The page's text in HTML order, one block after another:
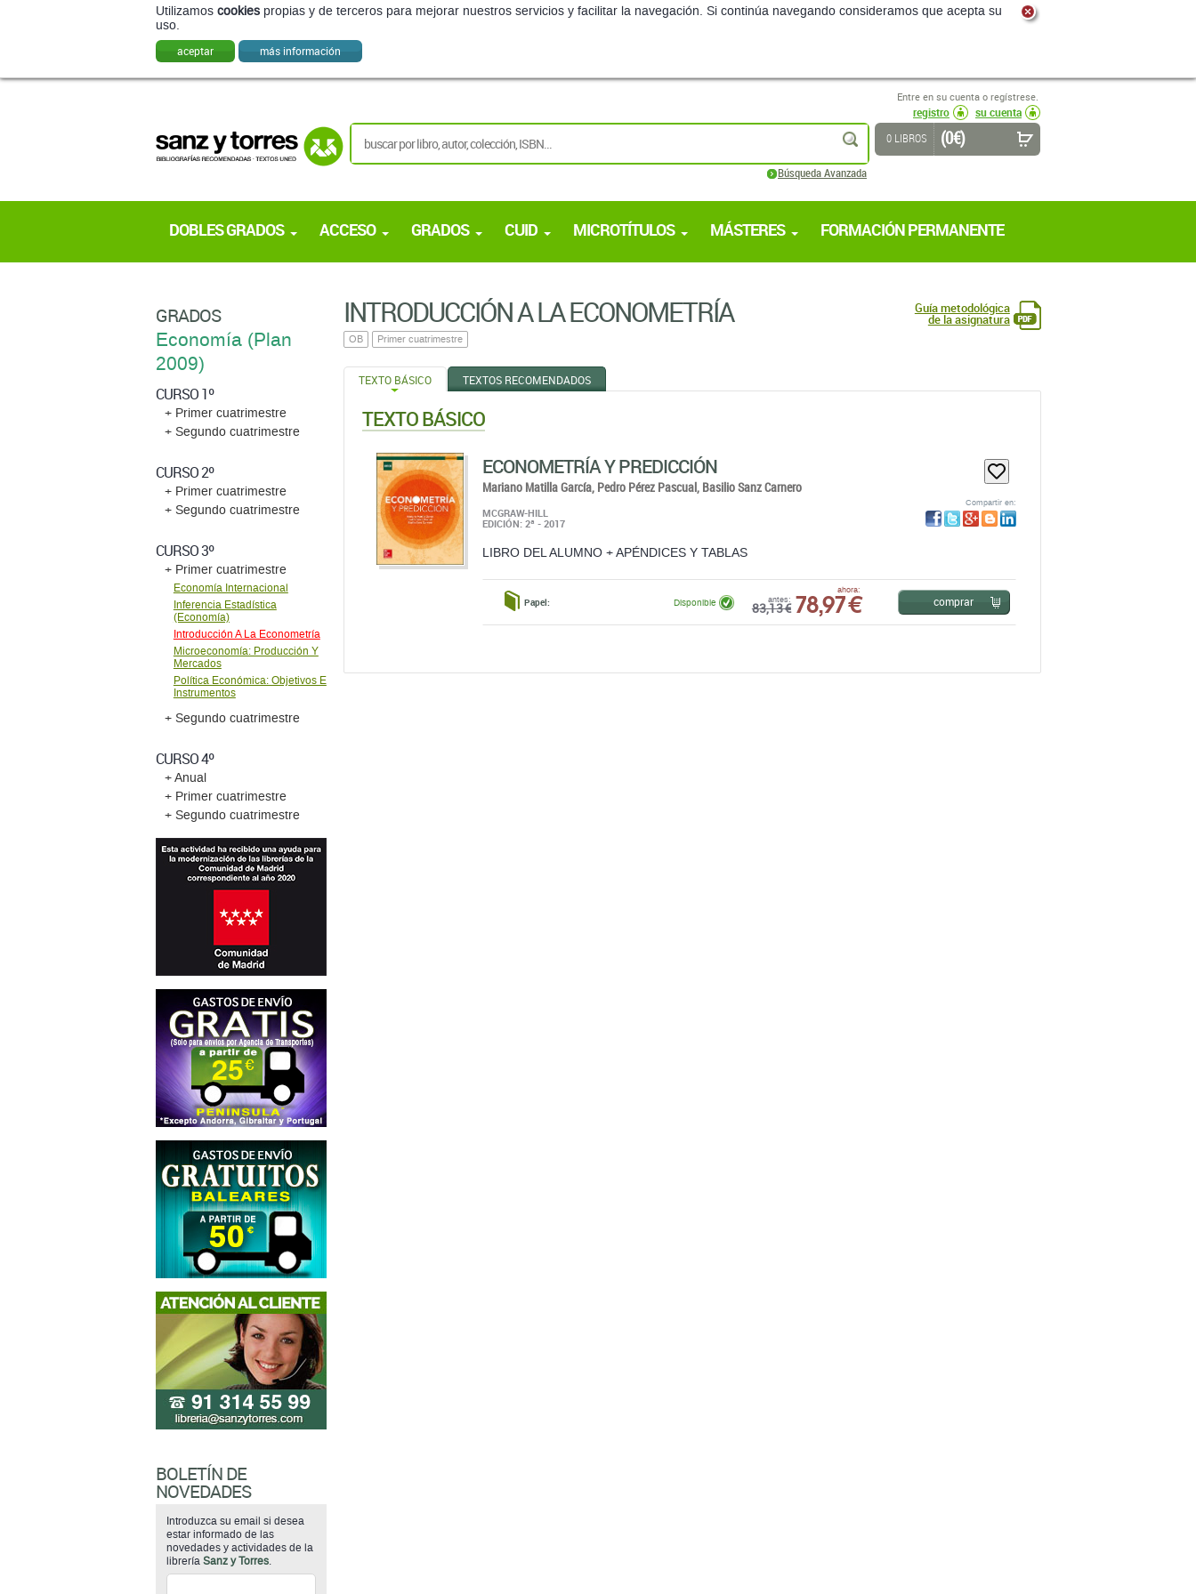
Utilizamos cookies propias y de terceros para mejorar nuestros servicios y facilitar la navegación. Si continúa navegando consideramos que acepta su
uso.
aceptar más información
Entre en su cuenta o regístrese.
registro
su cuenta
buscar
Búsqueda Avanzada
0 LIBROS (0 €)
DOBLES GRADOS ACCESO GRADOS CUID MICROTÍTULOS MÁSTERES FORMACIÓN PERMANENTE
INTRODUCCIÓN A LA ECONOMETRÍA
OB Primer cuatrimestre
Guía metodológica
de la asignatura
TEXTO BÁSICO TEXTOS RECOMENDADOS
TEXTO BÁSICO
ECONOMETRÍA Y PREDICCIÓN
Mariano Matilla García, Pedro Pérez Pascual, Basilio Sanz Carnero
MCGRAW-HILL
EDICIÓN: 2ª - 2017
Compartir en:
LIBRO DEL ALUMNO + APÉNDICES Y TABLAS
Papel: antes:
83,13 €
ahora:
78,97 €
Disponible comprar
GRADOS
Economía (Plan
2009)
CURSO 1º
+ Primer cuatrimestre
+ Segundo cuatrimestre
CURSO 2º
+ Primer cuatrimestre
+ Segundo cuatrimestre
CURSO 3º
+ Primer cuatrimestre
Economía Internacional
Inferencia Estadística
(Economía)
Introducción A La Econometría
Microeconomía: Producción Y
Mercados
Política Económica: Objetivos E
Instrumentos
+ Segundo cuatrimestre
CURSO 4º
+ Anual
+ Primer cuatrimestre
+ Segundo cuatrimestre
BOLETÍN DE
NOVEDADES
Introduzca su email si desea
estar informado de las
novedades y actividades de la
librería Sanz y Torres.